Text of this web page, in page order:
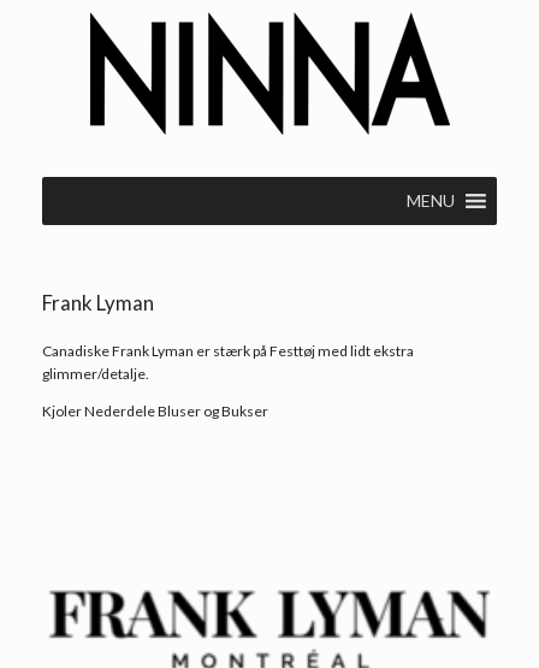
MENU
Frank Lyman
Canadiske Frank Lyman er stærk på Festtøj med lidt ekstra
glimmer/detalje.
Kjoler Nederdele Bluser og Bukser